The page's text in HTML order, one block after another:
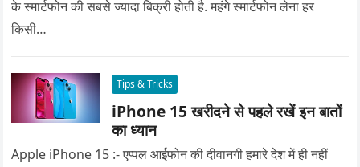
के स्मार्टफोन की सबसे ज्यादा बिक्री होती है. महंगे स्मार्टफोन लेना हर
किसी…
Tips & Tricks
iPhone 15 खरीदने से पहले रखें इन बातों
का ध्यान
Apple iPhone 15 :- एप्पल आईफोन की दीवानगी हमारे देश में ही नहीं